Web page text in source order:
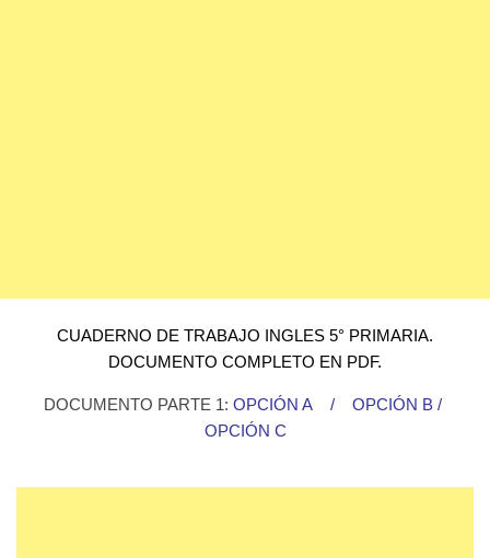
CUADERNO DE TRABAJO INGLES 5° PRIMARIA.
DOCUMENTO COMPLETO EN PDF.
DOCUMENTO PARTE 1: OPCIÓN A / OPCIÓN B /
OPCIÓN C